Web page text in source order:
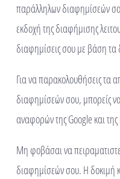
παράλληλων διαφημίσεών
εκδοχή της διαφήμισης
διαφημίσεις σου με βάση
Για να παρακολουθήσεις τα
διαφημίσεών σου, μπορείς
αναφορών της Google και
Μη φοβάσαι να
διαφημίσεών σου. Η δοκιμή